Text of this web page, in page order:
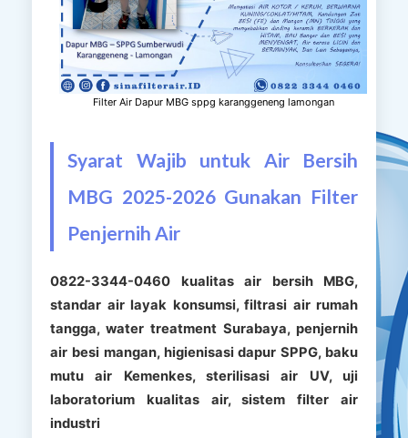
Filter Air Dapur MBG sppg karanggeneng lamongan
Syarat Wajib untuk Air Bersih
MBG 2025-2026 Gunakan Filter
Penjernih Air
0822-3344-0460 kualitas air bersih MBG,
standar air layak konsumsi, filtrasi air rumah
tangga, water treatment Surabaya, penjernih
air besi mangan, higienisasi dapur SPPG, baku
mutu air Kemenkes, sterilisasi air UV, uji
laboratorium kualitas air, sistem filter air
industri